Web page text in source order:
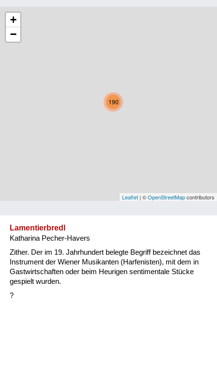
Niederösterreich
Oberösterreich
Vorarlberg
Kategorie
Natur und Landwirtschaft
190
+
−
Leaflet | ©OpenStreetMapcontributors
Lamentierbredl
Katharina Pecher-Havers
Zither. Der im 19. Jahrhundert belegte Begriff bezeichnet das
Instrument der Wiener Musikanten (Harfenisten), mit dem in
Gastwirtschaften oder beim Heurigen sentimentale Stücke
gespielt wurden.
?